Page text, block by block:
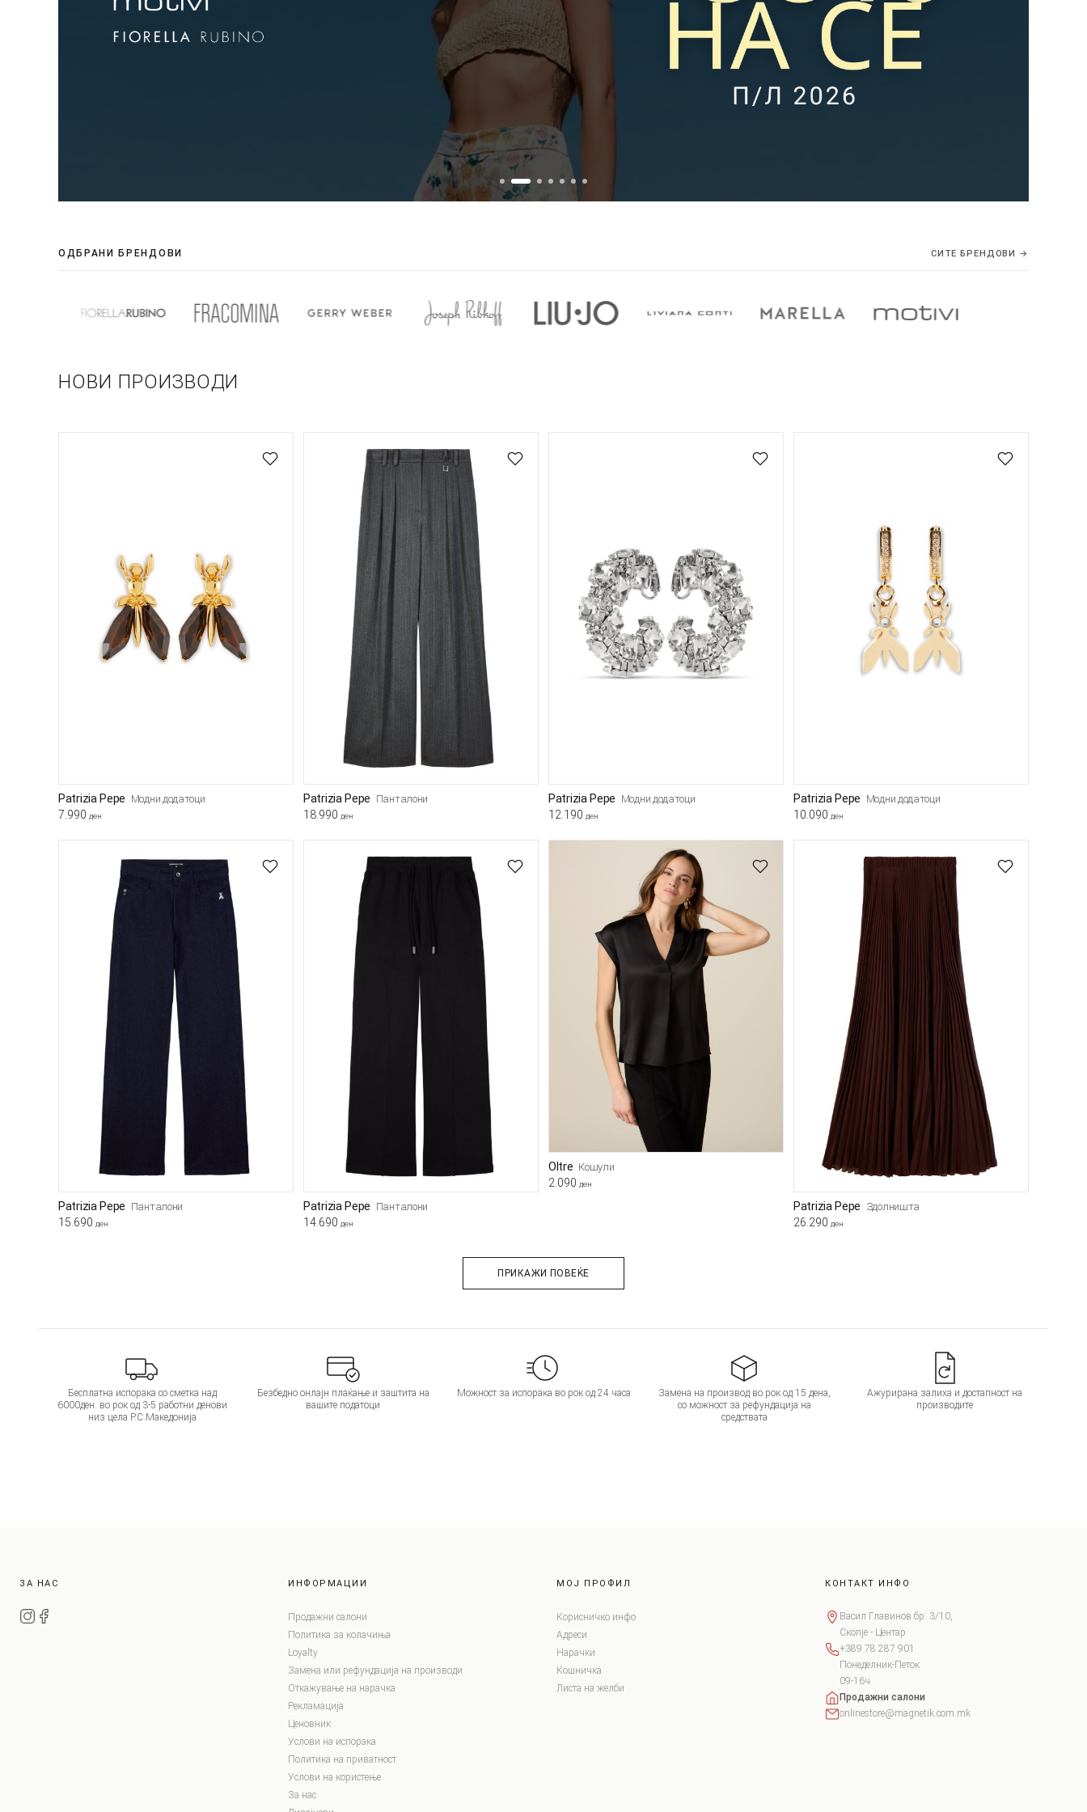
ОДБРАНИ БРЕНДОВИ СИТЕ БРЕНДОВИ →
НОВИ ПРОИЗВОДИ
Patrizia Pepe Модни додатоци
7.990 ден
Patrizia Pepe Панталони
18.990 ден
Patrizia Pepe Модни додатоци
12.190 ден
Patrizia Pepe Модни додатоци
10.090 ден
Patrizia Pepe Панталони
15.690 ден
Patrizia Pepe Панталони
14.690 ден
Oltre Кошули
2.090 ден
Patrizia Pepe Здолништа
26.290 ден
ПРИКАЖИ ПОВЕЌЕ
Бесплатна испорака со сметка над
6000ден. во рок од 3-5 работни денови
низ цела Р.С.Македонија
Безбедно онлајн плаќање и заштита на
вашите податоци
Можност за испорака во рок од 24 часа
Замена на производ во рок од 15 дена,
со можност за рефундација на
средствата
Ажурирана залиха и достапност на
производите
ЗА НАС ИНФОРМАЦИИ
Продажни салони
Политика за колачиња
Loyalty
Замена или рефундација на производи
Откажување на нарачка
Рекламација
Ценовник
Услови на испорака
Политика на приватност
Услови на користење
За нас
МОЈ ПРОФИЛ
Корисничко инфо
Адреси
Нарачки
Кошничка
Листа на желби
КОНТАКТ ИНФО
Васил Главинов бр. 3/10,
Скопје - Центар
+389 78 287 901
Понеделник-Петок
09-16ч
Продажни салони
onlinestore@magnetik.com.mk